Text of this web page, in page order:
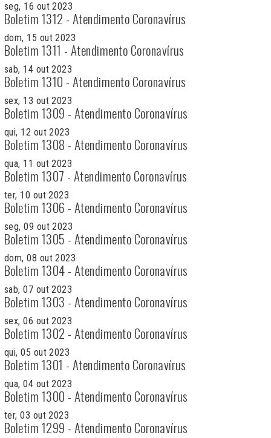
seg, 16 out 2023
Boletim 1312 - Atendimento Coronavírus
dom, 15 out 2023
Boletim 1311 - Atendimento Coronavírus
sab, 14 out 2023
Boletim 1310 - Atendimento Coronavírus
sex, 13 out 2023
Boletim 1309 - Atendimento Coronavírus
qui, 12 out 2023
Boletim 1308 - Atendimento Coronavírus
qua, 11 out 2023
Boletim 1307 - Atendimento Coronavírus
ter, 10 out 2023
Boletim 1306 - Atendimento Coronavírus
seg, 09 out 2023
Boletim 1305 - Atendimento Coronavírus
dom, 08 out 2023
Boletim 1304 - Atendimento Coronavírus
sab, 07 out 2023
Boletim 1303 - Atendimento Coronavírus
sex, 06 out 2023
Boletim 1302 - Atendimento Coronavírus
qui, 05 out 2023
Boletim 1301 - Atendimento Coronavírus
qua, 04 out 2023
Boletim 1300 - Atendimento Coronavírus
ter, 03 out 2023
Boletim 1299 - Atendimento Coronavírus